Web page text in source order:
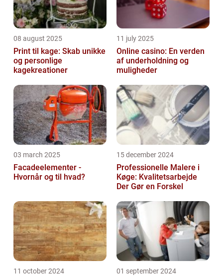
08 august 2025
Print til kage: Skab unikke
og personlige
kagekreationer
11 july 2025
Online casino: En verden
af underholdning og
muligheder
03 march 2025
Facadeelementer -
Hvornår og til hvad?
15 december 2024
Professionelle Malere i
Køge: Kvalitetsarbejde
Der Gør en Forskel
11 october 2024 01 september 2024